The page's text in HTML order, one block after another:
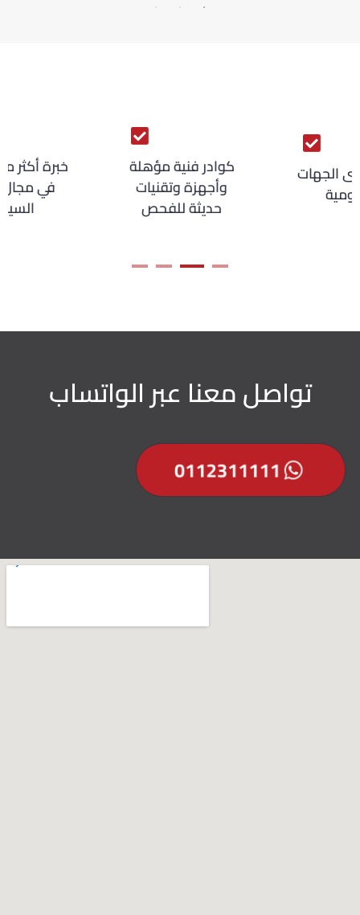
معتمد لدى الجهات كوادر فنية مؤهلة
وأجهزة وتقنيات
حديثة للفحص
تواصل معنا عبر الواتساب
0112311111